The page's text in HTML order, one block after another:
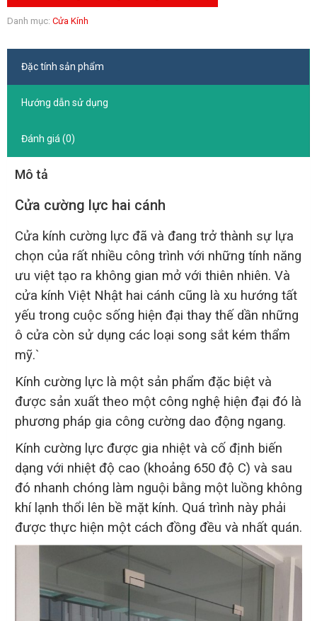
Danh mục: Cửa Kính
Đặc tính sản phẩm
Hướng dẫn sử dụng
Đánh giá (0)
Mô tả
Cửa cường lực hai cánh
Cửa kính cường lực đã và đang trở thành sự lựa
chọn của rất nhiều công trình với những tính năng
ưu việt tạo ra không gian mở với thiên nhiên. Và
cửa kính Việt Nhật hai cánh cũng là xu hướng tất
yếu trong cuộc sống hiện đại thay thế dần những
ô cửa còn sử dụng các loại song sắt kém thẩm
mỹ.`
Kính cường lực là một sản phẩm đặc biệt và
được sản xuất theo một công nghệ hiện đại đó là
phương pháp gia công cường dao động ngang.
Kính cường lực được gia nhiệt và cố định biến
dạng với nhiệt độ cao (khoảng 650 độ C) và sau
đó nhanh chóng làm nguội bằng một luồng không
khí lạnh thổi lên bề mặt kính. Quá trình này phải
được thực hiện một cách đồng đều và nhất quán.